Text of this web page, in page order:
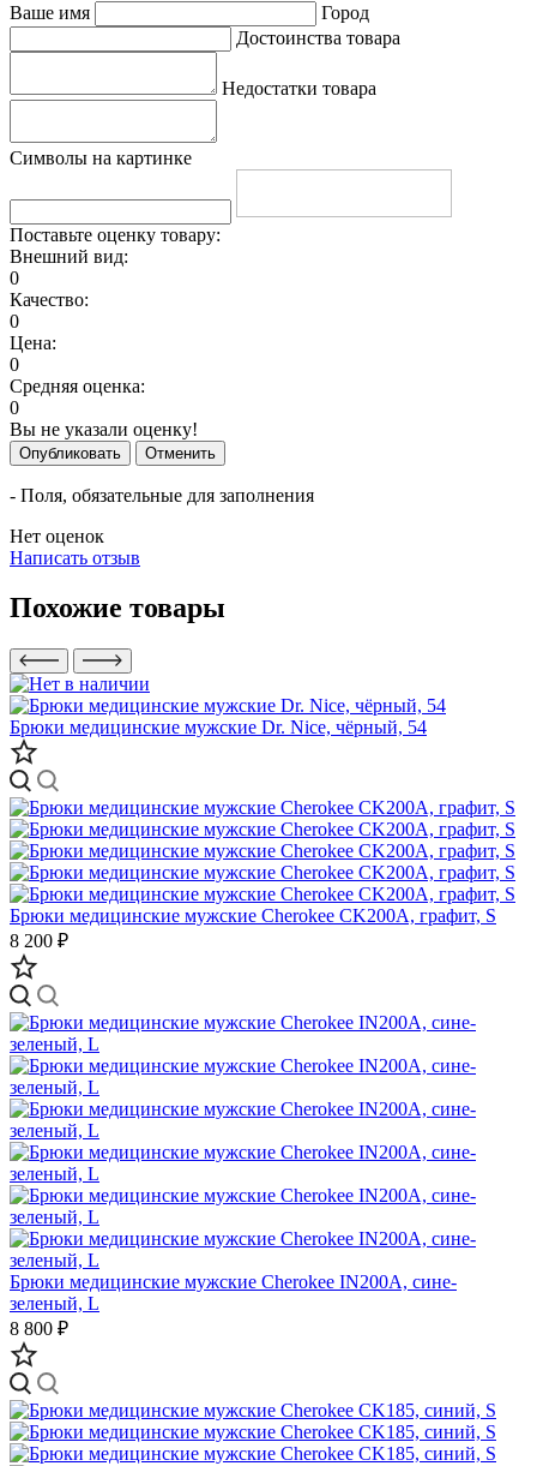
Ваше имя
Город
Достоинства товара
Недостатки товара
Символы на картинке
Поставьте оценку товару:
Внешний вид:
0
Качество:
0
Цена:
0
Средняя оценка:
0
Вы не указали оценку!
Опубликовать Отменить
- Поля, обязательные для заполнения
Нет оценок
Написать отзыв
Похожие товары
Брюки медицинские мужские Dr. Nice, чёрный, 54
Брюки медицинские мужские Cherokee CK200A, графит, S
8 200 ₽
Брюки медицинские мужские Cherokee IN200A, сине-
зеленый, L
8 800 ₽